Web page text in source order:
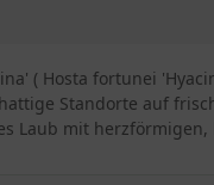
( Hosta fortunei
Standorte auf
Laub mit